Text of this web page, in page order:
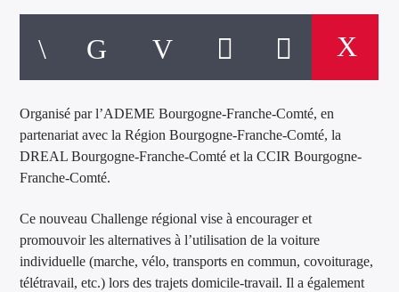
Organisé par l’ADEME Bourgogne-Franche-Comté, en
partenariat avec la Région Bourgogne-Franche-Comté, la
DREAL Bourgogne-Franche-Comté et la CCIR Bourgogne-
Franche-Comté.
Ce nouveau Challenge régional vise à encourager et
promouvoir les alternatives à l’utilisation de la voiture
individuelle (marche, vélo, transports en commun, covoiturage,
télétravail, etc.) lors des trajets domicile-travail. Il a également